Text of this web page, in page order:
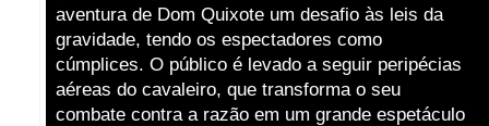
aventura de Dom Quixote um desafio às leis da
gravidade, tendo os espectadores como
cúmplices. O público é levado a seguir peripécias
aéreas do cavaleiro, que transforma o seu
combate contra a razão em um grande espetáculo